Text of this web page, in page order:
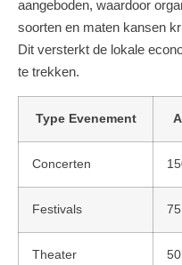
aangeboden, waardoor
soorten en maten kansen
Dit versterkt de lokale
te trekken.
Type Evenement
Concerten
Festivals 75
Theater 50